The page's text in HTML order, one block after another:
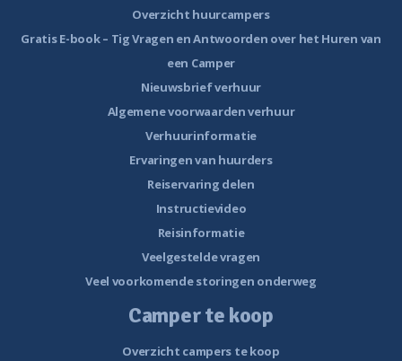
Overzicht huurcampers
Gratis E-book – Tig Vragen en Antwoorden over het Huren van
een Camper
Nieuwsbrief verhuur
Algemene voorwaarden verhuur
Verhuurinformatie
Ervaringen van huurders
Reiservaring delen
Instructievideo
Reisinformatie
Veelgestelde vragen
Veel voorkomende storingen onderweg
Camper te koop
Overzicht campers te koop